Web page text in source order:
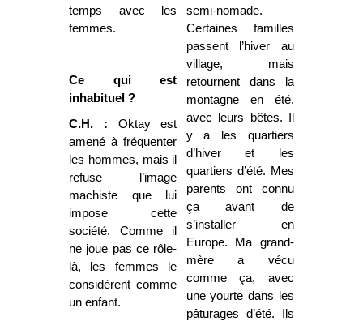
temps avec les
femmes.
Ce qui est
inhabituel ?
C.H. : Oktay est
amené à fréquenter
les hommes, mais il
refuse l’image
machiste que lui
impose cette
société. Comme il
ne joue pas ce rôle-
là, les femmes le
considèrent comme
un enfant.
semi-nomade.
Certaines familles
passent l’hiver au
village, mais
retournent dans la
montagne en été,
avec leurs bêtes. Il
y a les quartiers
d’hiver et les
quartiers d’été. Mes
parents ont connu
ça avant de
s’installer en
Europe. Ma grand-
mère a vécu
comme ça, avec
une yourte dans les
pâturages d’été. Ils